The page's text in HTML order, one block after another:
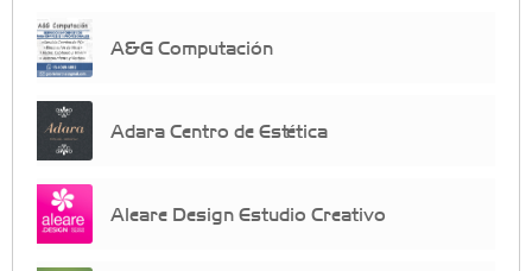
A&G Computación
Adara Centro de Estética
Aleare Design Estudio Creativo